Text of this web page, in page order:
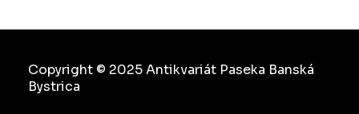
Copyright © 2025 Antikvariát Paseka Banská
Bystrica